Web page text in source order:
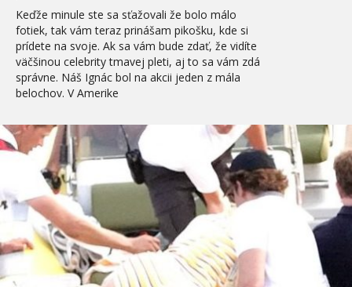
Keďže minule ste sa sťažovali že bolo málo
fotiek, tak vám teraz prinášam pikošku, kde si
prídete na svoje. Ak sa vám bude zdať, že vidíte
väčšinou celebrity tmavej pleti, aj to sa vám zdá
správne. Náš Ignác bol na akcii jeden z mála
belochov. V Amerike